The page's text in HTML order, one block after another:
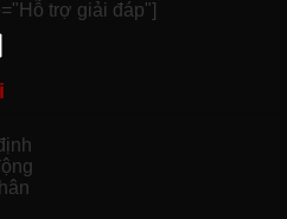
trợ giải đáp"]